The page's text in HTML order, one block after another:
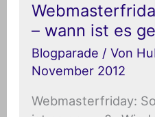
– wann ist es
Blogparade / Von
November 2012
Webmasterfriday: